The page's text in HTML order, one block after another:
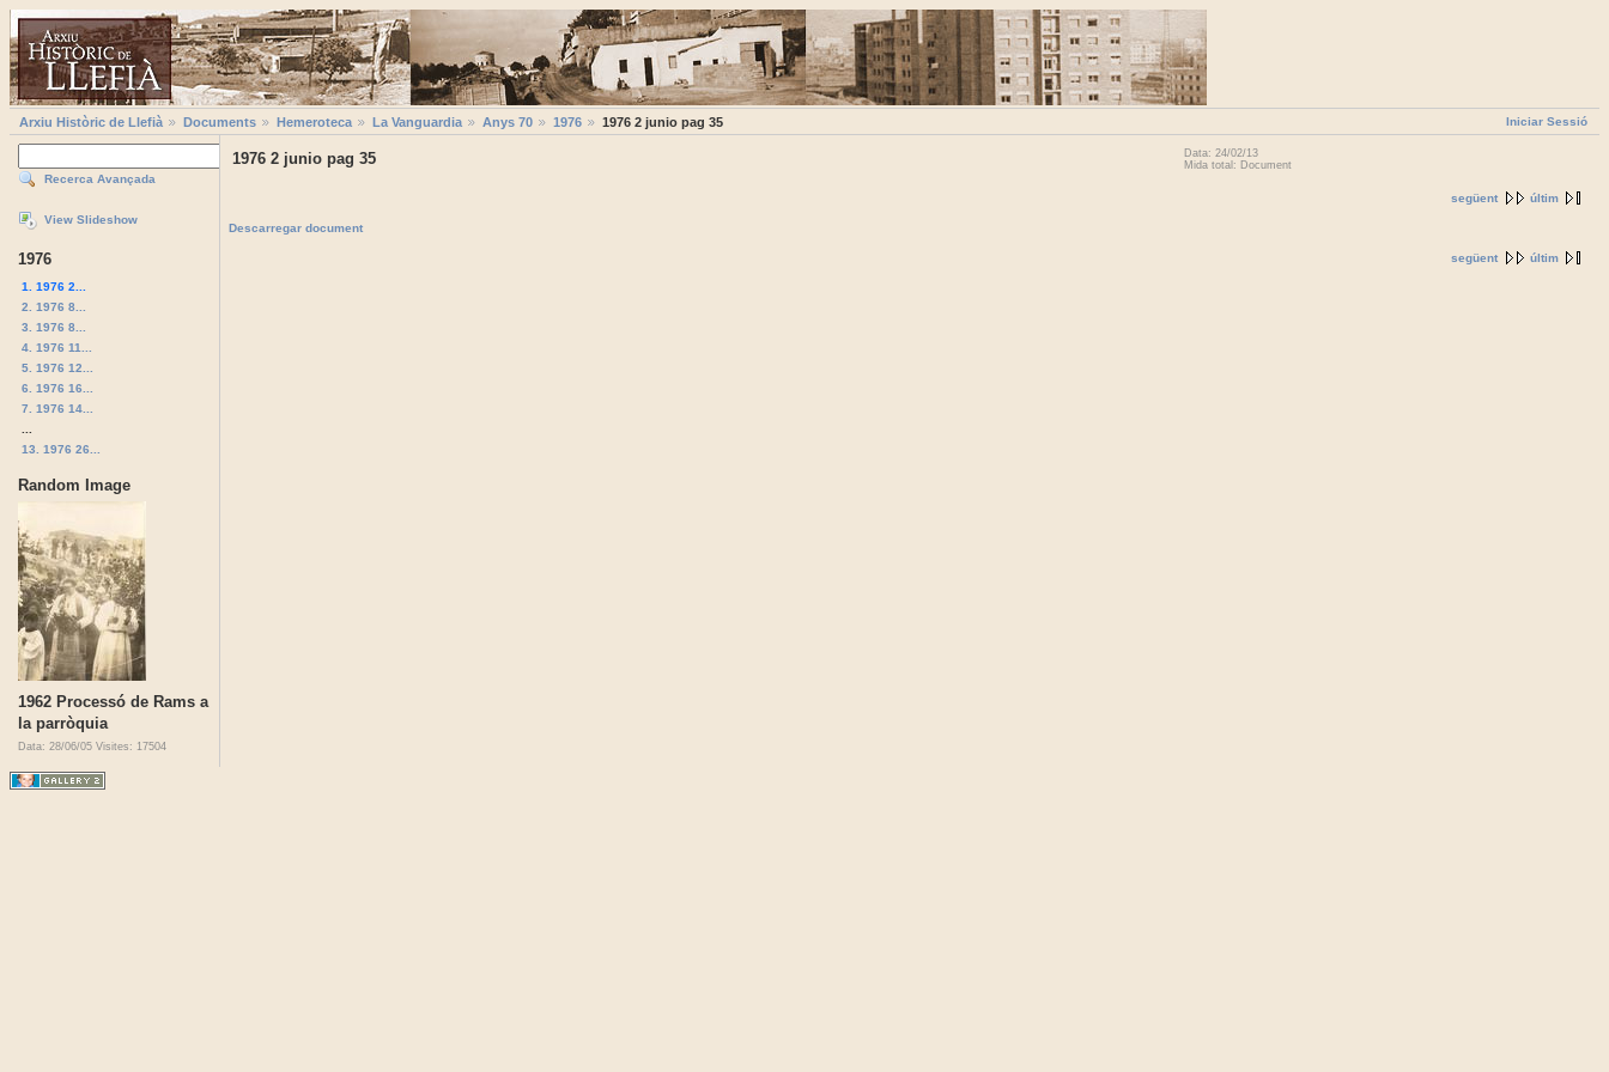
Iniciar Sessió
Arxiu Històric de Llefià Documents Hemeroteca La Vanguardia Anys 70 1976 1976 2 junio pag 35
Recerca Avançada
View Slideshow
1976
1. 1976 2...
2. 1976 8...
3. 1976 8...
4. 1976 11...
5. 1976 12...
6. 1976 16...
7. 1976 14...
13. 1976 26...
Random Image
1962 Processó de Rams a
la parròquia
Data: 28/06/05 Visites: 17504
1976 2 junio pag 35
Data: 24/02/13
Mida total: Document
següent últim
Descarregar document
següent últim